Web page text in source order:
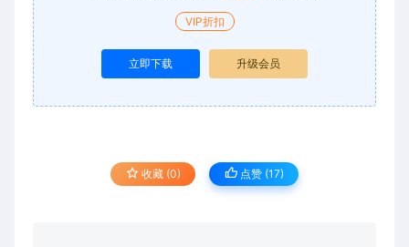
VIP折扣
立即下载 升级会员
收藏 (0) 点赞 (17)